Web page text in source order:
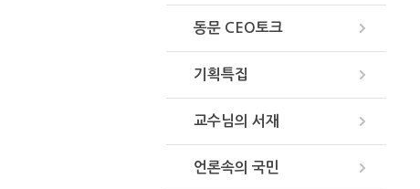
동문 CEO토크
기획특집
교수님의 서재
언론속의 국민